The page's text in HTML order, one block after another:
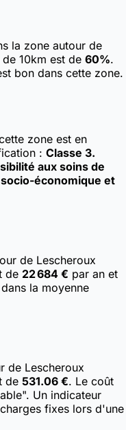
la zone autour de
10km est de 60%.
bon dans cette zone.
zone est en
: Classe 3.
aux soins de
économique et
de Lescheroux
de 22 684 € par an et
la moyenne
de Lescheroux
de 531.06 €. Le coût
Un indicateur
fixes lors d'une